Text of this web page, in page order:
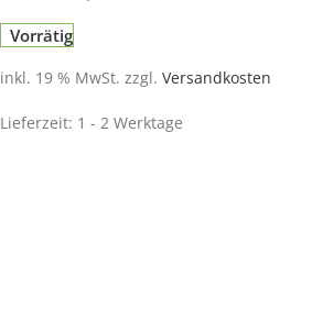
Vorrätig
inkl. 19 % MwSt. zzgl. Versandkosten
Lieferzeit: 1 - 2 Werktage